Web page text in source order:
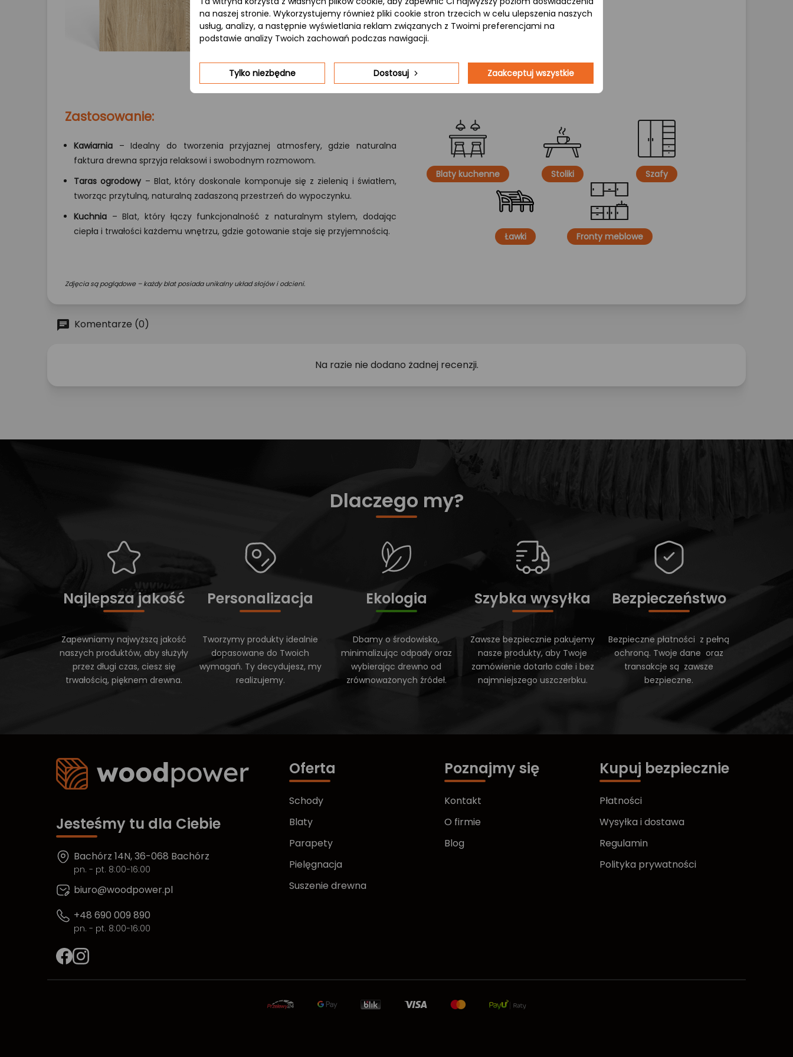
Zastosowanie:
Kawiarnia – Idealny do tworzenia przyjaznej atmosfery, gdzie naturalna
faktura drewna sprzyja relaksowi i swobodnym rozmowom.
Taras ogrodowy – Blat, który doskonale komponuje się z zielenią i światłem,
tworząc przytulną, naturalną zadaszoną przestrzeń do wypoczynku.
Kuchnia – Blat, który łączy funkcjonalność z naturalnym stylem, dodając
ciepła i trwałości każdemu wnętrzu, gdzie gotowanie staje się przyjemnością.
Blaty kuchenne Stoliki Szafy
Ławki Fronty meblowe
Zdjęcia są poglądowe – każdy blat posiada unikalny układ słojów i odcieni.
Komentarze (0)
Na razie nie dodano żadnej recenzji.
Dlaczego my?
Najlepsza jakość
Zapewniamy najwyższą jakość
naszych produktów, aby służyły
przez długi czas, ciesz się
trwałością, pięknem drewna.
Personalizacja
Tworzymy produkty idealnie
dopasowane do Twoich
wymagań. Ty decydujesz, my
realizujemy.
Ekologia
Dbamy o środowisko,
minimalizując odpady oraz
wybierając drewno od
zrównoważonych źródeł.
Szybka wysyłka
Zawsze bezpiecznie pakujemy
nasze produkty, aby Twoje
zamówienie dotarło całe i bez
najmniejszego uszczerbku.
Bezpieczeństwo
Bezpieczne płatności z pełną
ochroną. Twoje dane oraz
transakcje są zawsze
bezpieczne.
Jesteśmy tu dla Ciebie
Bachórz 14N, 36-068 Bachórz
pn. - pt. 8:00-16:00
biuro@woodpower.pl
+48 690 009 890
pn. - pt. 8:00-16:00
Oferta
Schody
Blaty
Parapety
Pielęgnacja
Suszenie drewna
Poznajmy się
Kontakt
O firmie
Blog
Kupuj bezpiecznie
Płatności
Wysyłka i dostawa
Regulamin
Polityka prywatności
na naszej stronie. Wykorzystujemy również pliki cookie stron trzecich w celu ulepszenia naszych
usług, analizy, a następnie wyświetlania reklam związanych z Twoimi preferencjami na
podstawie analizy Twoich zachowań podczas nawigacji.
Tylko niezbędne Dostosuj Zaakceptuj wszystkie